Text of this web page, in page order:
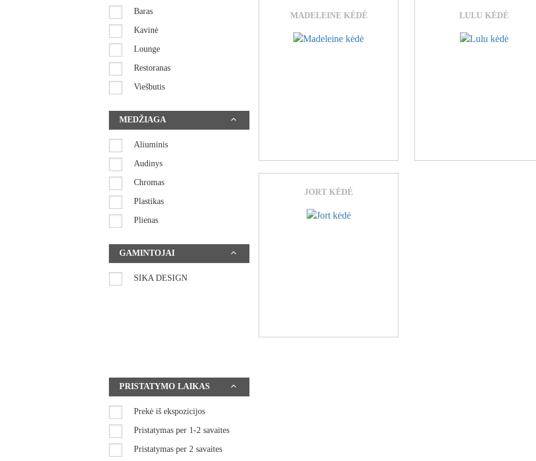
Baras
Kavinė
Lounge
Restoranas
Viešbutis
MEDŽIAGA
Aliuminis
Audinys
Chromas
Plastikas
Plienas
Sintetinė vytelė
Virvė
GAMINTOJAI
SIKA DESIGN
PRISTATYMO LAIKAS
Prekė iš ekspozicijos
Pristatymas per 1-2 savaites
Pristatymas per 2 savaites
MADELEINE KĖDĖ LULU KĖDĖ
JORT KĖDĖ